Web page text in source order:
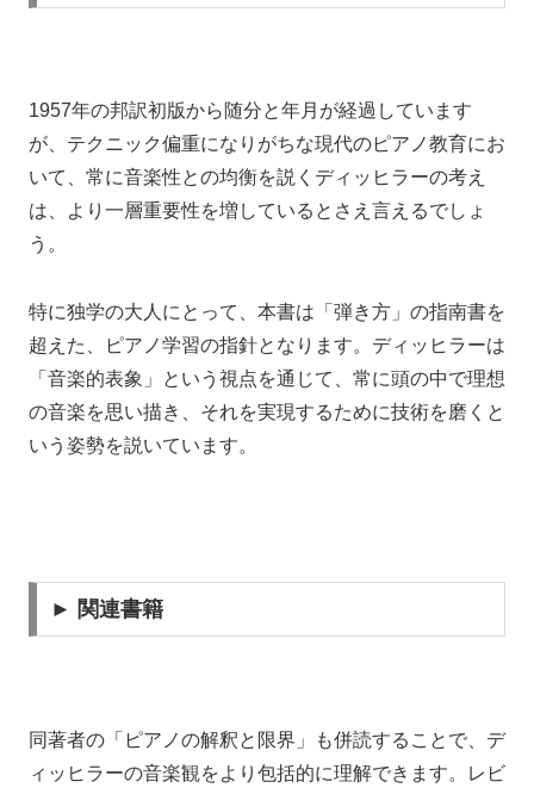
1957年の邦訳初版から随分と年月が経過しています
が、テクニック偏重になりがちな現代のピアノ教育にお
いて、常に音楽性との均衡を説くディッヒラーの考え
は、より一層重要性を増しているとさえ言えるでしょ
う。
特に独学の大人にとって、本書は「弾き方」の指南書を
超えた、ピアノ学習の指針となります。ディッヒラーは
「音楽的表象」という視点を通じて、常に頭の中で理想
の音楽を思い描き、それを実現するために技術を磨くと
いう姿勢を説いています。
► 関連書籍
同著者の「ピアノの解釈と限界」も併読することで、デ
ィッヒラーの音楽観をより包括的に理解できます。レビ